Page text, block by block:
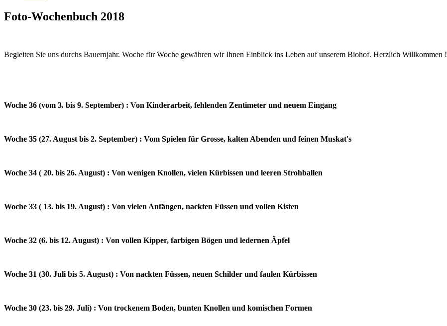
Foto-Wochenbuch 2018
Begleiten Sie uns durchs Bauernjahr. Woche für Woche gewähren wir Ihnen Einblick ins Leben auf unserem Biohof. Herzlich Willkommen !
Woche 36 (vom 3. bis 9. September) : Von Kinderarbeit, fehlenden Zentimeter und neuem Eingang
Woche 35 (27. August bis 2. September) : Vom Spielen für Grosse, kalten Abenden und feinen Muskat's
Woche 34 ( 20. bis 26. August) : Von wenigen Knollen, vielen Kürbissen und leeren Strohballen
Woche 33 ( 13. bis 19. August) : Von vielen Anfängen, nackten Füssen und vollen Kisten
Woche 32 (6. bis 12. August) : Von vollen Kipper, farbigen Bögen und ledernen Äpfel
Woche 31 (30. Juli bis 5. August) : Von nackten Füssen, neuen Schilder und faulen Kürbissen
Woche 30 (23. bis 29. Juli) : Von trockenem Boden, bunten Knollen und komischen Formen